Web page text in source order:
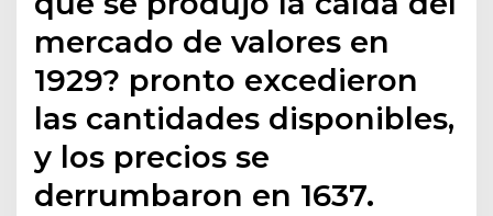
mercado de valores en
1929? pronto excedieron
las cantidades disponibles,
y los precios se
derrumbaron en 1637.